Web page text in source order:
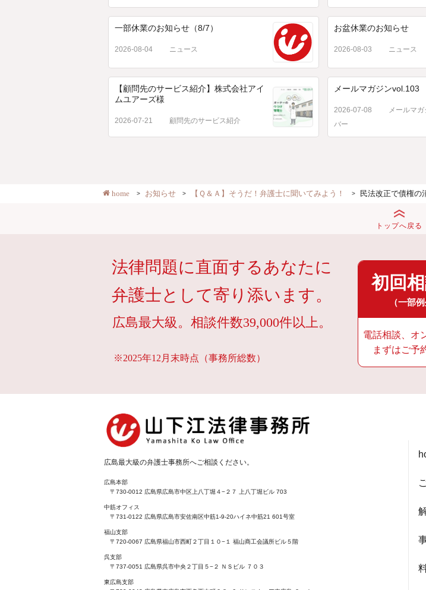
一部休業のお知らせ（8/7）
2026-08-04 ニュース
お盆休業のお知らせ
2026-08-03 ニュース
【顧問先のサービス紹介】株式会社アイ
ムユアーズ様
2026-07-21 顧問先のサービス紹介
メールマガジンvol.103
2026-07-08
メールマ
バー
home お知らせ 【Ｑ＆Ａ】そうだ！弁護士に聞いてみよう！ 民法改正で債権の
トップへ戻る
法律問題に直面するあなたに
弁護士として寄り添います。
広島最大級。相談件数39,000件以上。
※2025年12月末時点（事務所総数）
初回
（一部
電話相談、オ
まずはご予
広島最大級の弁護士事務所へご相談ください。
広島本部
〒730-0012 広島県広島市中区上八丁堀４−２７ 上八丁堀ビル 703
中筋オフィス
〒731-0122 広島県広島市安佐南区中筋1-9-20ハイネ中筋21 601号室
福山支部
〒720-0067 広島県福山市西町２丁目１０−１ 福山商工会議所ビル５階
呉支部
〒737-0051 広島県呉市中央２丁目５−２ ＮＳビル ７０３
東広島支部